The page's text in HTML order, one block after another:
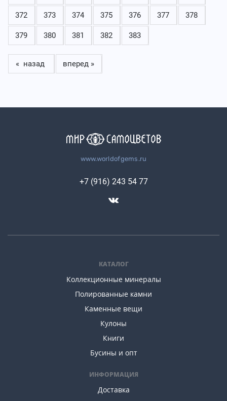
372 373 374 375 376 377 378
379 380 381 382 383
« назад вперед »
www.worldofgems.ru
КАТАЛОГ
Коллекционные минералы
Полированные камни
Каменные вещи
Кулоны
Книги
Бусины и опт
ИНФОРМАЦИЯ
Доставка
+7 (916) 243 54 77